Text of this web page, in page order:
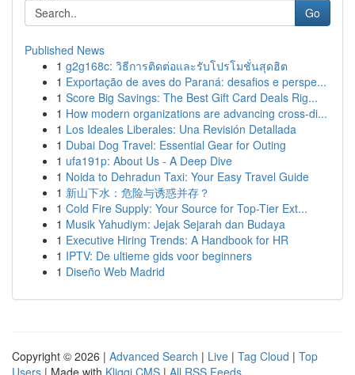
Go
Published News
1 g2g168c: วิธีการติดต่อและรับโปรโมชั่นสุดฮิต
1 Exportação de aves do Paraná: desafios e perspe...
1 Score Big Savings: The Best Gift Card Deals Rig...
1 How modern organizations are advancing cross-di...
1 Los Ideales Liberales: Una Revisión Detallada
1 Dubai Dog Travel: Essential Gear for Outing
1 ufa191p: About Us - A Deep Dive
1 Noida to Dehradun Taxi: Your Easy Travel Guide
1 新山下水：危险与诱惑并存？
1 Cold Fire Supply: Your Source for Top-Tier Ext...
1 Musik Yahudiym: Jejak Sejarah dan Budaya
1 Executive Hiring Trends: A Handbook for HR
1 IPTV: De ultieme gids voor beginners
1 Diseño Web Madrid
Copyright © 2026 | Advanced Search | Live | Tag Cloud | Top
Users | Made with Kliqqi CMS | All RSS Feeds